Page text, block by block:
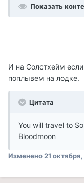
Показать
И на Солстхейм
поплывем на лодке.
Цитата
You will travel to
Bloodmoon
Изменено21